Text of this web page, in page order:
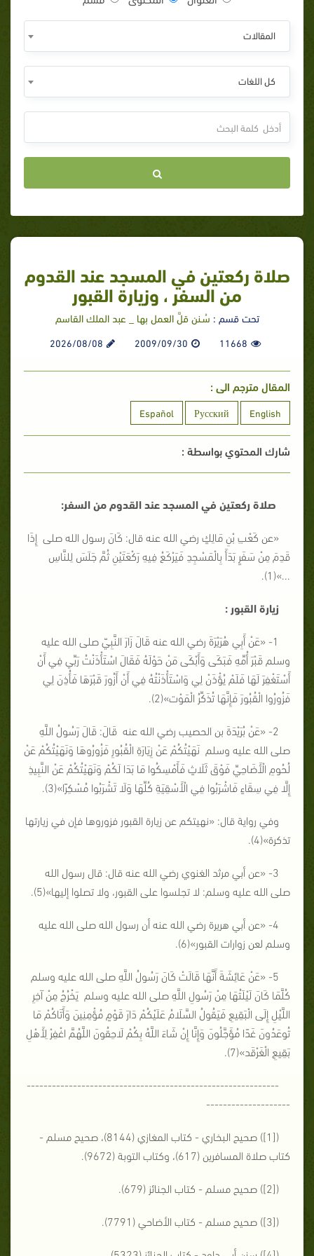
المقالات
كل اللغات
صلاة ركعتين في المسجد عند القدوم
من السفر ، وزيارة القبور
تحت قسم : سُـنن قلَّ العمل بها _ عبد الملك القاسم
11668
2009/09/30
2026/08/08
المقال مترجم الى :
English
Русский
Español
شارك المحتوي بواسطة :
صلاة ركعتين في المسجد عند القدوم من السفر:
«عن كَعْبِ بْنِ مَالِكٍ رضي الله عنه قال: كَانَ رسول الله صلى إِذَا
قَدِمَ مِنْ سَفَرٍ بَدَأَ بِالْمَسْجِدِ فَيَرْكَعُ فِيهِ رَكْعَتَيْنِ ثُمَّ جَلَسَ لِلنَّاسِ
...»(1).
زيارة القبور :
1- «عَنْ أَبِي هُرَيْرَةَ رضي الله عنه قَالَ زَارَ النَّبِيّ صلى الله عليه
وسلم قَبْرَ أُمِّهِ فَبَكَى وَأَبْكَى مَنْ حَوْلَهُ فَقَالَ اسْتَأْذَنْتُ رَبِّي فِي أَنْ
أَسْتَغْفِرَ لَهَا فَلَمْ يُؤْذَنْ لِي وَاسْتَأْذَنْتُهُ فِي أَنْ أَزُورَ قَبْرَهَا فَأُذِنَ لِي
فَزُورُوا الْقُبُورَ فَإِنَّهَا تُذَكِّرُ الْمَوْت»(2).
2- «عَنْ بُرَيْدَةَ بن الحصيب رضي الله عنه قَالَ: قَالَ رَسُولُ اللَّهِ
صلى الله عليه وسلم نَهَيْتُكُمْ عَنْ زِيَارَةِ الْقُبُورِ فَزُورُوهَا وَنَهَيْتُكُمْ عَنْ
لُحُومِ الْأَضَاحِيِّ فَوْقَ ثَلَاثٍ فَأَمْسِكُوا مَا بَدَا لَكُمْ وَنَهَيْتُكُمْ عَنْ النَّبِيذِ
إِلَّا فِي سِقَاءٍ فَاشْرَبُوا فِي الْأَسْقِيَةِ كُلِّهَا وَلَا تَشْرَبُوا مُسْكِرًا»(3).
وفي رواية قال: «نهيتكم عن زيارة القبور فزوروها فإن في زيارتها
تذكرة»(4).
3- «عن أبي مرثد الغنوي رضي الله عنه قال: قال رسول الله
صلى الله عليه وسلم: لا تجلسوا على القبور، ولا تصلوا إليها»(5).
4- «عن أبي هريرة رضي الله عنه أن رسول الله صلى الله عليه
وسلم لعن زوارات القبور»(6).
5- «عَنْ عَائِشَةَ أَنَّهَا قَالَتْ كَانَ رَسُولُ اللَّهِ صلى الله عليه وسلم
كُلَّمَا كَانَ لَيْلَتُهَا مِنْ رَسُولِ اللَّهِ صلى الله عليه وسلم يَخْرُجُ مِنْ آخِرِ
اللَّيْلِ إِلَى الْبَقِيعِ فَيَقُولُ السَّلَامُ عَلَيْكُمْ دَارَ قَوْمٍ مُؤْمِنِينَ وَأَتَاكُمْ مَا
تُوعَدُونَ غَدًا مُؤَجَّلُونَ وَإِنَّا إِنْ شَاءَ اللَّهُ بِكُمْ لَاحِقُونَ اللَّهُمَّ اغْفِرْ لِأَهْلِ
بَقِيعِ الْغَرْقَد»(7).
------------------------------------------------------------
--------------------
([1]) صحيح البخاري - كتاب المغازي (8144)، صحيح مسلم -
كتاب صلاة المسافرين (617)، وكتاب التوبة (9672).
([2]) صحيح مسلم - كتاب الجنائز (679).
([3]) صحيح مسلم - كتاب الأضاحي (7791).